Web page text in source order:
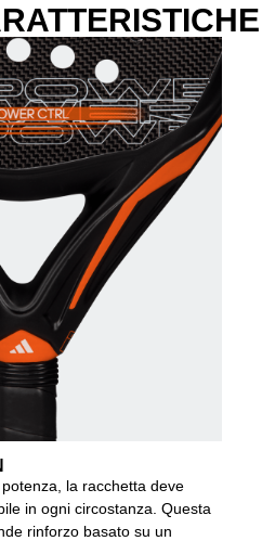
la racchetta deve
in ogni circostanza. Questa
rinforzo basato su un